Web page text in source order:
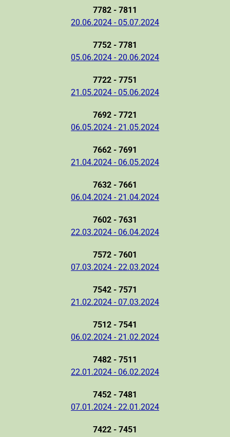
7782 - 7811
20.06.2024 - 05.07.2024
7752 - 7781
05.06.2024 - 20.06.2024
7722 - 7751
21.05.2024 - 05.06.2024
7692 - 7721
06.05.2024 - 21.05.2024
7662 - 7691
21.04.2024 - 06.05.2024
7632 - 7661
06.04.2024 - 21.04.2024
7602 - 7631
22.03.2024 - 06.04.2024
7572 - 7601
07.03.2024 - 22.03.2024
7542 - 7571
21.02.2024 - 07.03.2024
7512 - 7541
06.02.2024 - 21.02.2024
7482 - 7511
22.01.2024 - 06.02.2024
7452 - 7481
07.01.2024 - 22.01.2024
7422 - 7451